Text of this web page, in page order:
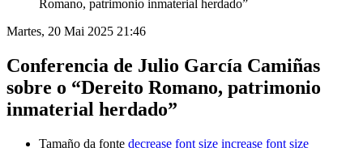
Romano, patrimonio inmaterial herdado”
Martes, 20 Mai 2025 21:46
Conferencia de Julio García Camiñas
sobre o “Dereito Romano, patrimonio
inmaterial herdado”
Tamaño da fonte decrease font size increase font size